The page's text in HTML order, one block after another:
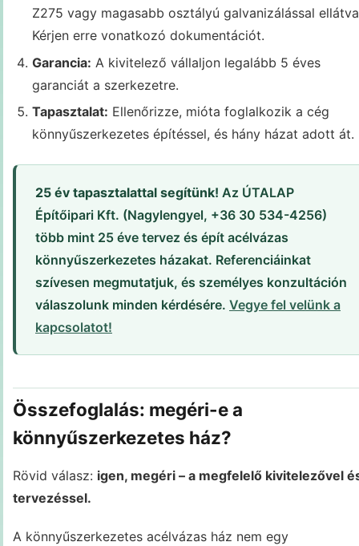
Z275 vagy magasabb osztályú galvanizálással
Kérjen erre vonatkozó dokumentációt.
Garancia: A kivitelező vállaljon legalább 5 éves
garanciát a szerkezetre.
Tapasztalat: Ellenőrizze, mióta foglalkozik a cég
könnyűszerkezetes építéssel, és hány házat adott át.
25 év tapasztalattal segítünk! Az ÚTALAP
Építőipari Kft. (Nagylengyel, +36 30 534-4256)
több mint 25 éve tervez és épít acélvázas
könnyűszerkezetes házakat. Referenciáinkat
szívesen megmutatjuk, és személyes konzultáción
válaszolunk minden kérdésére. Vegye fel velünk a
kapcsolatot!
Összefoglalás: megéri-e a
könnyűszerkezetes ház?
Rövid válasz: igen, megéri – a megfelelő kivitelezővel
tervezéssel.
A könnyűszerkezetes acélvázas ház nem egy